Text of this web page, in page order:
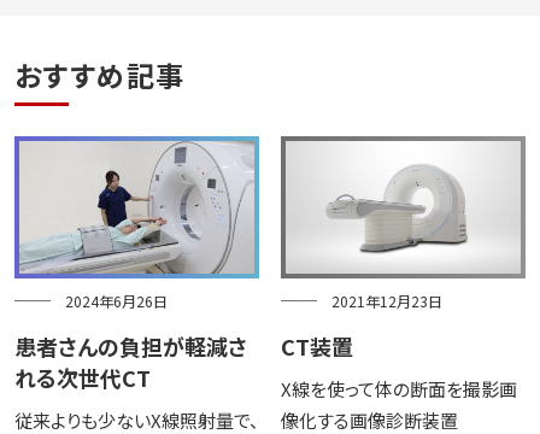
おすすめ記事
2024年6月26日
患者さんの負担が軽減さ
れる次世代CT
従来よりも少ないX線照射量で、
2021年12月23日
CT装置
X線を使って体の断面を撮影画
像化する画像診断装置